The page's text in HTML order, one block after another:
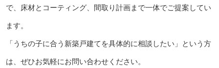
で、床材とコーティング、間取り計画まで一体でご提案してい
ます。
「うちの子に合う新築戸建てを具体的に相談したい」という方
は、ぜひお気軽にお問い合わせください。